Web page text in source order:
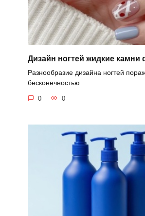
Дизайн ногтей жидкие камни
Разнообразие дизайна ногтей
бесконечностью
0 0